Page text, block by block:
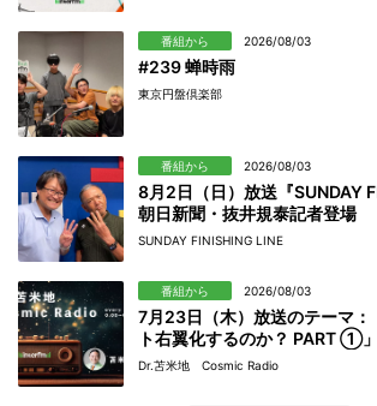
番組から 2026/08/03
#239 蝉時雨
東京円盤倶楽部
番組から 2026/08/03
8月2日（日）放送『SUNDAY
朝日新聞・抜井規泰記者登場
SUNDAY FINISHING LINE
番組から 2026/08/03
7月23日（木）放送のテーマ：
ト右翼化するのか？ PART ①」
Dr.苫米地 Cosmic Radio